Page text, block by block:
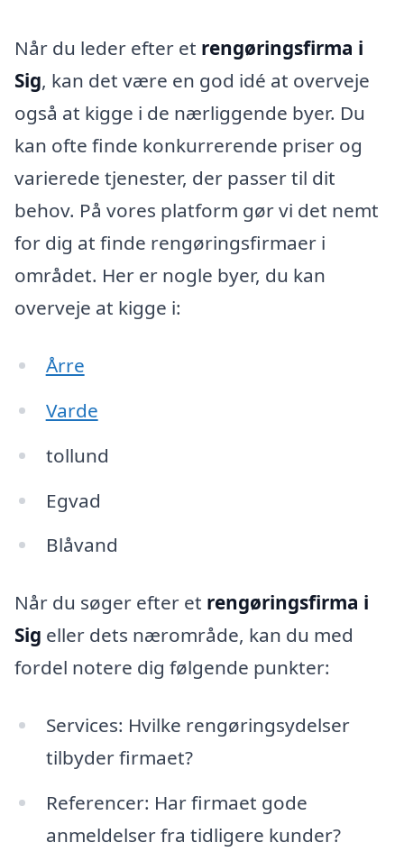
Når du leder efter et rengøringsfirma i
Sig, kan det være en god idé at overveje
også at kigge i de nærliggende byer. Du
kan ofte finde konkurrerende priser og
varierede tjenester, der passer til dit
behov. På vores platform gør vi det nemt
for dig at finde rengøringsfirmaer i
området. Her er nogle byer, du kan
overveje at kigge i:
Årre
Varde
tollund
Egvad
Blåvand
Når du søger efter et rengøringsfirma i
Sig eller dets nærområde, kan du med
fordel notere dig følgende punkter:
Services: Hvilke rengøringsydelser
tilbyder firmaet?
Referencer: Har firmaet gode
anmeldelser fra tidligere kunder?